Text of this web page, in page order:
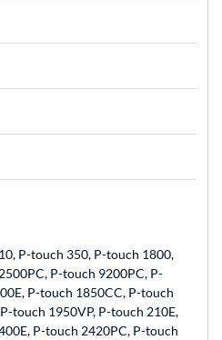
P-touch 350, P-touch 1800,
P-touch 9200PC, P-
P-touch 1850CC, P-touch
touch 1950VP, P-touch 210E,
P-touch 2420PC, P-touch